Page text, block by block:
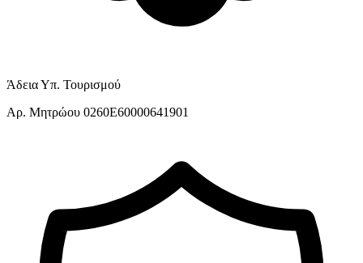
Άδεια Υπ. Τουρισμού
Αρ. Μητρώου 0260E60000641901